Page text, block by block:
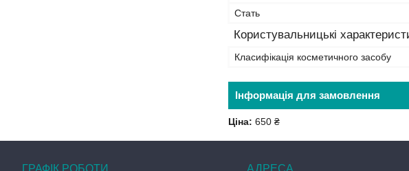
Стать
Користувальницькі
Класифікація косметичного засобу
Інформація для замовлення
Ціна: 650 ₴
ГРАФІК РОБОТИ